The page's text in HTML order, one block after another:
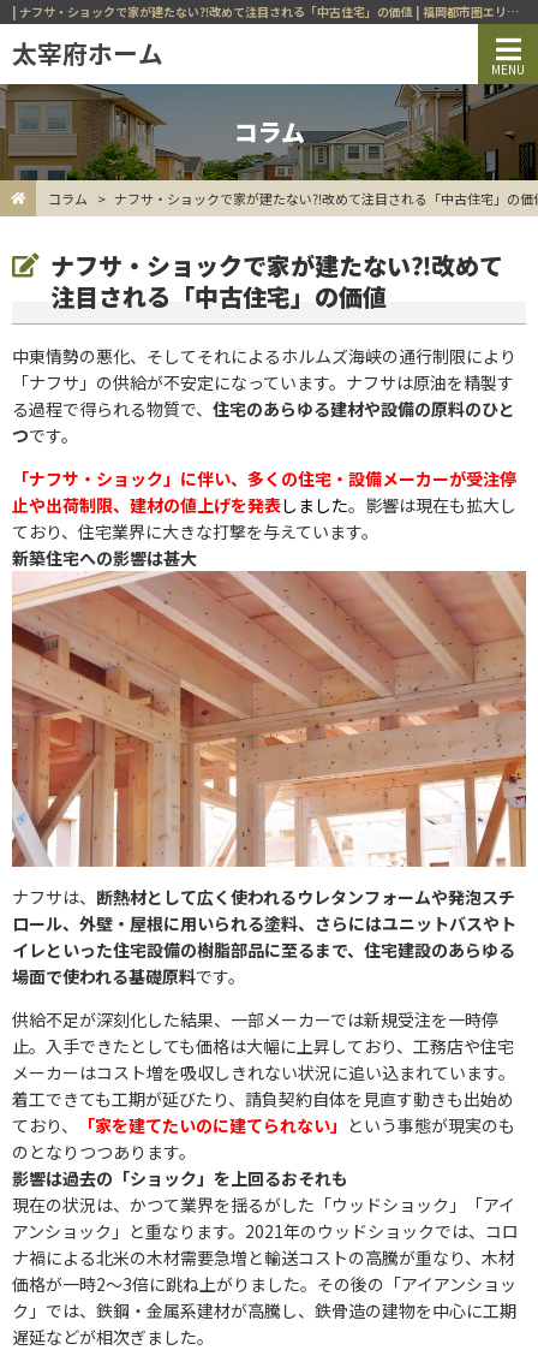
| ナフサ・ショックで家が建たない⁈改めて注目される「中古住宅」の価値 | 福岡都市圏エリア（福岡市西区、早良区、城南区、糸島市ほか）の不動産ならお任せください！
コラム
コラム ナフサ・ショックで家が建たない⁈改めて注目される「中古住宅」の価
ナフサ・ショックで家が建たない⁈改めて
注目される「中古住宅」の価値
中東情勢の悪化、そしてそれによるホルムズ海峡の通行制限により
「ナフサ」の供給が不安定になっています。ナフサは原油を精製す
る過程で得られる物質で、 住宅のあらゆる建材や設備の原料のひと
つです。
「ナフサ・ショック」に伴い、多くの住宅・設備メーカーが受注停
止や出荷制限、建材の値上げを発表しました。影響は現在も拡大し
ており、住宅業界に大きな打撃を与えています。
新築住宅への影響は甚大
ナフサは、 断熱材として広く使われるウレタンフォームや発泡スチ
ロール、外壁・屋根に用いられる塗料、さらにはユニットバスやト
イレといった住宅設備の樹脂部品に至るまで、住宅建設のあらゆる
場面で使われる基礎原料です。
供給不足が深刻化した結果、一部メーカーでは新規受注を一時停
止。入手できたとしても価格は大幅に上昇しており、工務店や住宅
メーカーはコスト増を吸収しきれない状況に追い込まれています。
着工できても工期が延びたり、請負契約自体を見直す動きも出始め
ており、
「家を建てたいのに建てられない」 という事態が現実のも
のとなりつつあります。
影響は過去の「ショック」を上回るおそれも
現在の状況は、かつて業界を揺るがした「ウッドショック」「アイ
アンショック」と重なります。2021年のウッドショックでは、コロ
ナ禍による北米の木材需要急増と輸送コストの高騰が重なり、木材
価格が一時2〜3倍に跳ね上がりました。その後の「アイアンショッ
ク」では、鉄鋼・金属系建材が高騰し、鉄骨造の建物を中心に工期
遅延などが相次ぎました。